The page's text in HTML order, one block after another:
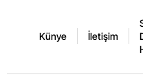
Künye İletişim